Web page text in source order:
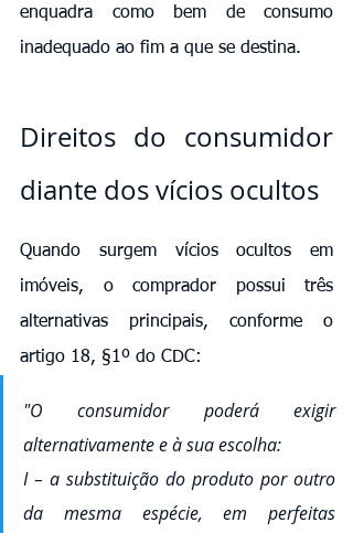
enquadra como bem de consumo
inadequado ao fim a que se destina.
Direitos do consumidor
diante dos vícios ocultos
Quando surgem vícios ocultos em
imóveis, o comprador possui três
alternativas principais, conforme o
artigo 18, §1º do CDC:
"O consumidor poderá exigir
alternativamente e à sua escolha:
I – a substituição do produto por outro
da mesma espécie, em perfeitas